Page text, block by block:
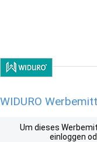
WIDURO
Um dieses
einloggen